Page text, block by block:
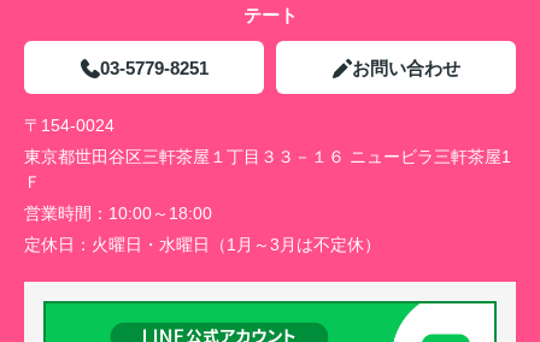
テート
03-5779-8251 お問い合わせ
〒154-0024
東京都世田谷区三軒茶屋１丁目３３－１６ ニュービラ三軒茶屋1
Ｆ
営業時間： 10:00～18:00
定休日： 火曜日・水曜日（1月～3月は不定休）